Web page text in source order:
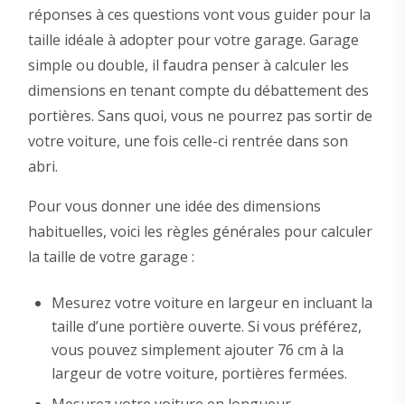
réponses à ces questions vont vous guider pour la
taille idéale à adopter pour votre garage. Garage
simple ou double, il faudra penser à calculer les
dimensions en tenant compte du débattement des
portières. Sans quoi, vous ne pourrez pas sortir de
votre voiture, une fois celle-ci rentrée dans son
abri.
Pour vous donner une idée des dimensions
habituelles, voici les règles générales pour calculer
la taille de votre garage :
Mesurez votre voiture en largeur en incluant la
taille d’une portière ouverte. Si vous préférez,
vous pouvez simplement ajouter 76 cm à la
largeur de votre voiture, portières fermées.